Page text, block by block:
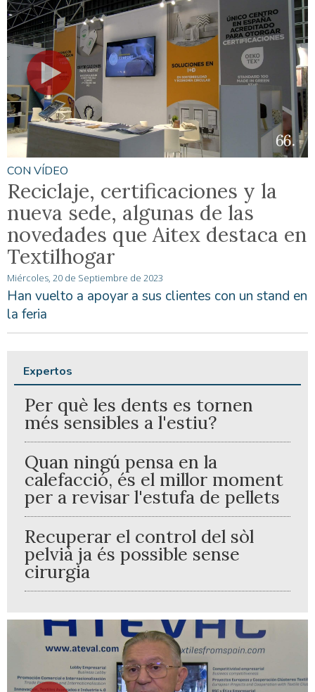
CON VÍDEO
Reciclaje, certificaciones y la
nueva sede, algunas de las
novedades que Aitex destaca en
Textilhogar
Miércoles, 20 de Septiembre de 2023
Han vuelto a apoyar a sus clientes con un stand en
la feria
Expertos
Per què les dents es tornen
més sensibles a l'estiu?
Quan ningú pensa en la
calefacció, és el millor moment
per a revisar l'estufa de pellets
Recuperar el control del sòl
pelvià ja és possible sense
cirurgia